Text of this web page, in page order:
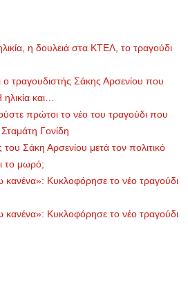
η δουλειά στα ΚΤΕΛ, το τραγούδι
ο τραγουδιστής Σάκης Αρσενίου που
και…
πρώτοι το νέο του τραγούδι που
Γονίδη
Σάκη Αρσενίου μετά τον πολιτικό
το μωρό;
Κυκλοφόρησε το νέο τραγούδι
Κυκλοφόρησε το νέο τραγούδι